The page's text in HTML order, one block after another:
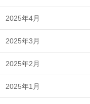
2025年4月
2025年3月
2025年2月
2025年1月